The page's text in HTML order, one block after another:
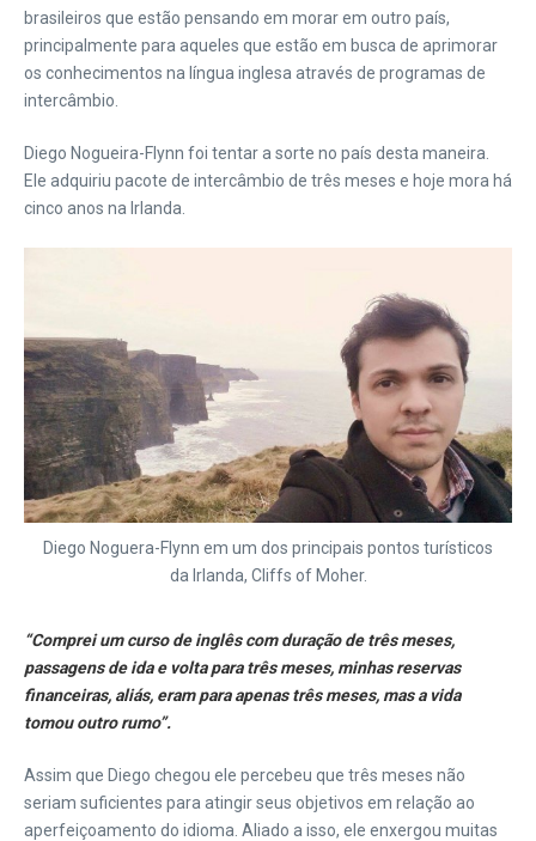
brasileiros que estão pensando em morar em outro país,
principalmente para aqueles que estão em busca de aprimorar
os conhecimentos na língua inglesa através de programas de
intercâmbio.
Diego Nogueira-Flynn foi tentar a sorte no país desta maneira.
Ele adquiriu pacote de intercâmbio de três meses e hoje mora há
cinco anos na Irlanda.
Diego Noguera-Flynn em um dos principais pontos turísticos
da Irlanda, Cliffs of Moher.
“Comprei um curso de inglês com duração de três meses,
passagens de ida e volta para três meses, minhas reservas
financeiras, aliás, eram para apenas três meses, mas a vida
tomou outro rumo”.
Assim que Diego chegou ele percebeu que três meses não
seriam suficientes para atingir seus objetivos em relação ao
aperfeiçoamento do idioma. Aliado a isso, ele enxergou muitas